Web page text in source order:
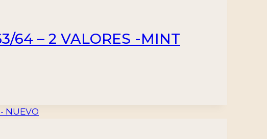
64 – 2 VALORES -MINT